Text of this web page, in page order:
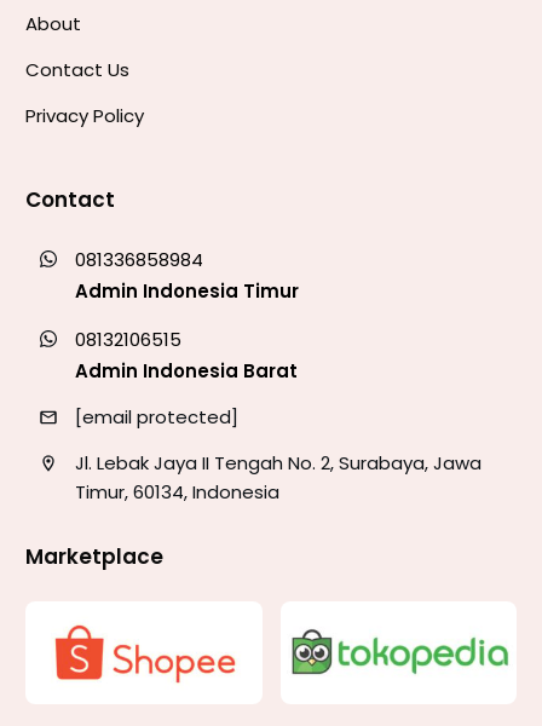
About
Contact Us
Privacy Policy
Contact
081336858984
Admin Indonesia Timur
08132106515
Admin Indonesia Barat
[email protected]
Jl. Lebak Jaya II Tengah No. 2, Surabaya, Jawa
Timur, 60134, Indonesia
Marketplace